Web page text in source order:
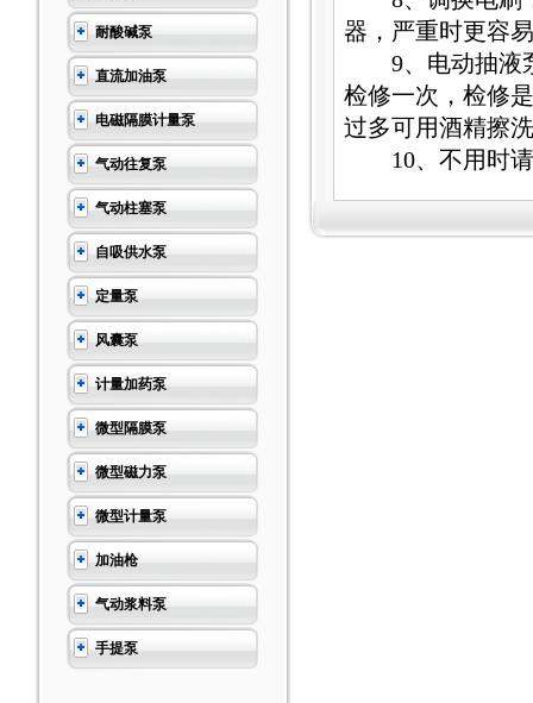
耐酸碱泵
直流加油泵
电磁隔膜计量泵
气动往复泵
气动柱塞泵
自吸供水泵
定量泵
风囊泵
计量加药泵
微型隔膜泵
微型磁力泵
微型计量泵
加油枪
气动浆料泵
手提泵
器，严重时更容
9、电动抽液泵
检修一次，检修
过多可用酒精擦
10、不用时请